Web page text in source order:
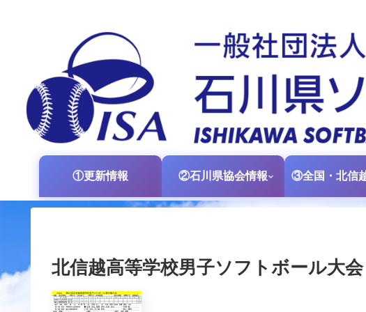
①更新情報 ②石川県協会情報
北信越高等学校男子ソフトボール大会